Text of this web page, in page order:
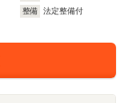
整備
法定整備付